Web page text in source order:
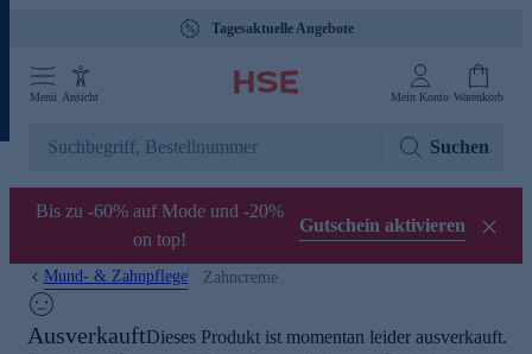
Tagesaktuelle Angebote
Menü Ansicht Mein Konto Warenkorb
Suchen
Bis zu -60% auf Mode und -20%
on top!
Gutschein aktivieren
Mund- & Zahnpflege Zahncreme
AusverkauftDieses Produkt ist momentan leider ausverkauft.